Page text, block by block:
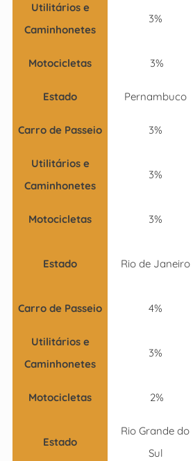
Utilitários e
Caminhonetes
3%
Motocicletas 3%
Estado Pernambuco
Carro de Passeio 3%
Utilitários e
Caminhonetes
3%
Motocicletas 3%
Estado Rio de Janeiro
Carro de Passeio 4%
Utilitários e
Caminhonetes
3%
Motocicletas 2%
Estado
Rio Grande do
Sul